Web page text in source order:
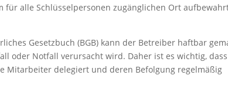
alle Schlüsselpersonen zugänglichen Ort
Gesetzbuch (BGB) kann der Betreiber haftbar
oder Notfall verursacht wird. Daher ist es wichtig, dass
Mitarbeiter delegiert und deren Befolgung regelmäßig